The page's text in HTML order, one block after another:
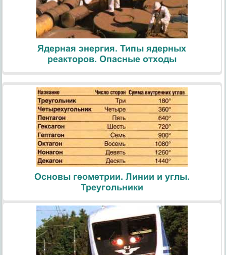
Ядерная энергия. Типы ядерных
реакторов. Опасные отходы
Основы геометрии. Линии и углы.
Треугольники